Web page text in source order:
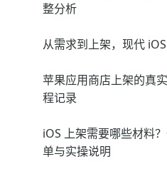
整分析
从需求到上架，现代
苹果应用商店上架的真
程记录
iOS 上架需要哪些材料
单与实操说明